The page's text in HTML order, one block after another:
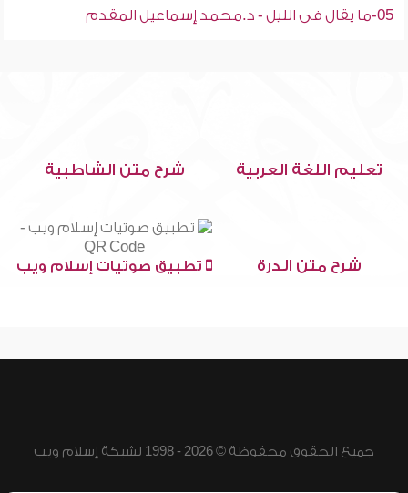
05-ما يقال فى الليل - د.محمد إسماعيل المقدم
تعليم اللغة العربية شرح متن الشاطبية
شرح متن الدرة تطبيق صوتيات إسلام ويب
جميع الحقوق محفوظة © 2026 - 1998 لشبكة إسلام ويب